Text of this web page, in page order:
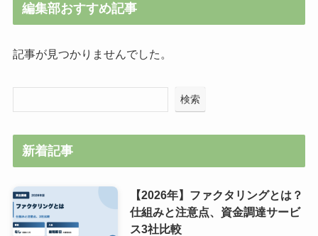
編集部おすすめ記事
記事が見つかりませんでした。
検索
新着記事
【2026年】ファクタリングとは？
仕組みと注意点、資金調達サービ
ス3社比較